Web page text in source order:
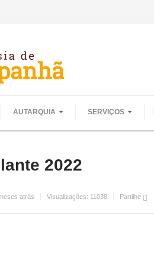
AUTARQUIA SERVIÇOS
2022
atrás Visualizações: 11038 Partilhe